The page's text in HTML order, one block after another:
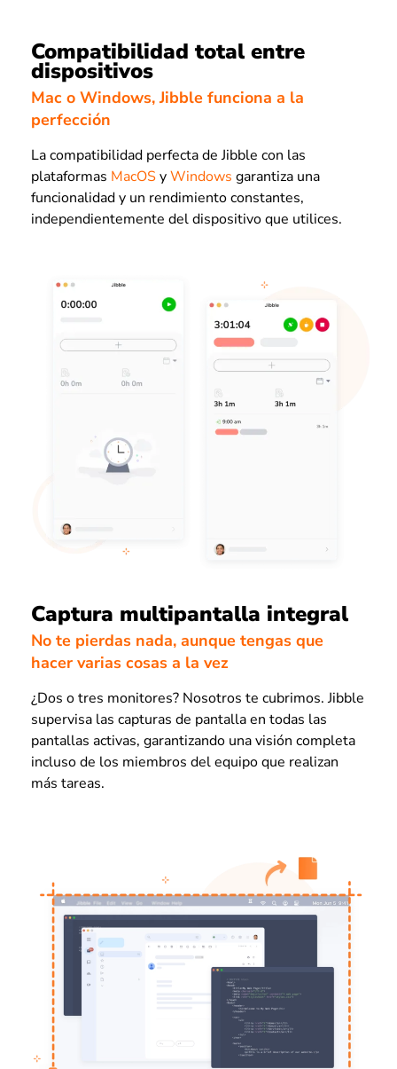
Compatibilidad total entre
dispositivos
Mac o Windows, Jibble funciona a la
perfección
La compatibilidad perfecta de Jibble con las
plataformas MacOSyWindows garantiza una
funcionalidad y un rendimiento constantes,
independientemente del dispositivo que utilices.
Captura multipantalla integral
No te pierdas nada, aunque tengas que
hacer varias cosas a la vez
¿Dos o tres monitores? Nosotros te cubrimos. Jibble
supervisa las capturas de pantalla en todas las
pantallas activas, garantizando una visión completa
incluso de los miembros del equipo que realizan
más tareas.